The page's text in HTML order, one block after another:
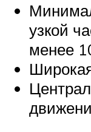
узкой
менее